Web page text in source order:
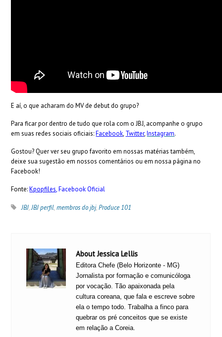
E aí, o que acharam do MV de debut do grupo?
Para ficar por dentro de tudo que rola com o JBJ, acompanhe o grupo
em suas redes sociais oficiais:Facebook, Twitter,Instagram.
Gostou? Quer ver seu grupo favorito em nossas matérias também,
deixe sua sugestão em nossos comentários ou em nossa página no
Facebook!
Fonte:Kpopfiles, Facebook Oficial
JBJ,JBJ perfil,membros do jbj,Produce 101
About Jessica Lellis
Editora Chefe (Belo Horizonte - MG)
Jornalista por formação e comunicóloga
por vocação. Tão apaixonada pela
cultura coreana, que fala e escreve sobre
ela o tempo todo. Trabalha a finco para
quebrar os pré conceitos que se existe
em relação a Coreia.